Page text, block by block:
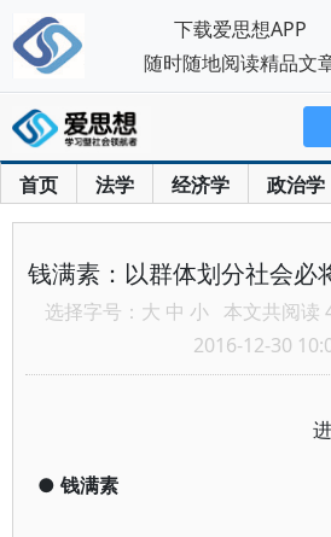
首页 法学 经济学 政治学
钱满素：以群体划分社会必
选择字号： 大 中 小 本文共阅读
2016-12-30
● 钱满素
下载爱思想APP
随时随地阅读精品文